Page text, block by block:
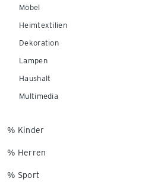
Möbel
Heimtextilien
Dekoration
Lampen
Haushalt
Multimedia
% Kinder
% Herren
% Sport